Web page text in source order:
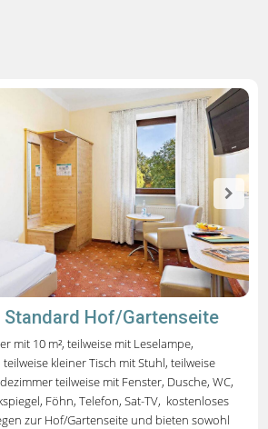
Standard Hof/Gartenseite
mit 10 m², teilweise mit Leselampe,
kleiner Tisch mit Stuhl, teilweise
teilweise mit Fenster, Dusche, WC,
Föhn, Telefon, Sat-TV, kostenloses
zur Hof/Gartenseite und bieten sowohl